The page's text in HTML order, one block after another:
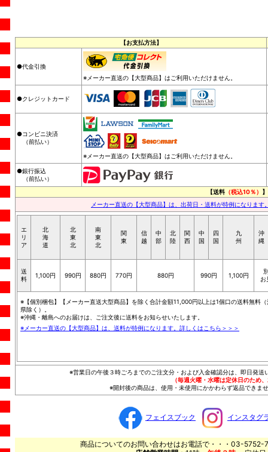
【お支払方法】
●代金引換
※メーカー直送の【大型商品】はご利用いただけません。
●クレジットカード
●コンビニ決済
（前払い）
※メーカー直送の【大型商品】はご利用いただけません。
●銀行振込
（前払い）
【送料 （税込10％） 】
メーカー直送の【大型商品】は、出荷日・送料が特例になりま
エ
リ
ア
北
海
道
北
東
北
南
東
北
関
東
信
越
中
部
北
陸
関
西
中
国
四
国
九
州
沖
縄
送
料
1,100円 990円 880円 770円 880円 990円 1,100円
お
※【個別梱包】【メーカー直送大型商品】を除く合計金額11,000円以上は1個口の送料無料（
県除く）。
※沖縄・離島へのお届けは、ご注文後に送料をお知らせいたします。
※メーカー直送の【大型商品】は、送料が特例になります。詳しくはこちら＞＞＞
※営業日の午後３時ごろまでのご注文分・および入金確認分は、即日発
（毎週火曜・水曜は定休日のため
※開封後の商品は、使用・未使用にかかわらず返品できま
フェイスブック インスタグ
商品についてのお問い合わせはお電話で・・・03-5752-